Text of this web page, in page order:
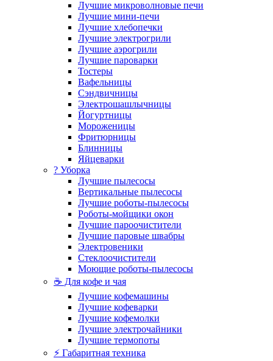
Лучшие микроволновые печи
Лучшие мини-печи
Лучшие хлебопечки
Лучшие электрогрили
Лучшие аэрогрили
Лучшие пароварки
Тостеры
Вафельницы
Сэндвичницы
Электрошашлычницы
Йогуртницы
Мороженицы
Фритюрницы
Блинницы
Яйцеварки
? Уборка
Лучшие пылесосы
Вертикальные пылесосы
Лучшие роботы-пылесосы
Роботы-мойщики окон
Лучшие пароочистители
Лучшие паровые швабры
Электровеники
Стеклоочистители
Моющие роботы-пылесосы
☕ Для кофе и чая
Лучшие кофемашины
Лучшие кофеварки
Лучшие кофемолки
Лучшие электрочайники
Лучшие термопоты
⚡ Габаритная техника